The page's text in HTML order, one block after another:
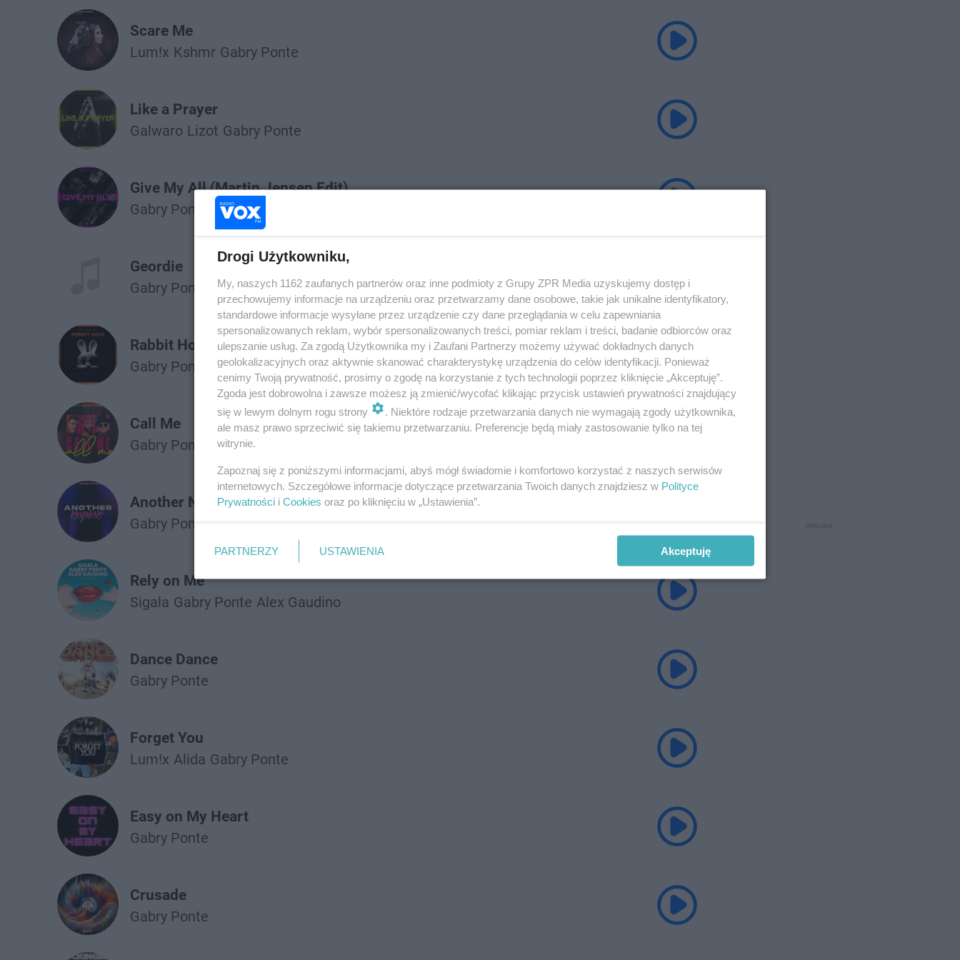
Scare Me
Lum!x Kshmr Gabry Ponte
Like a Prayer
Galwaro Lizot Gabry Ponte
Give My All (Martin Jensen Edit)
Gabry Ponte
Geordie
Gabry Ponte
Rabbit Hole
Gabry Ponte
Lizot
Call Me
Gabry Ponte
R3hab
Another Night
Gabry Ponte
Rely on Me
Sigala Gabry Ponte Alex Gaudino
Dance Dance
Gabry Ponte
Forget You
Lum!x Alida Gabry Ponte
Easy on My Heart
Gabry Ponte
Crusade
Gabry Ponte
Drogi Użytkowniku,
My, naszych 1162 zaufanych partnerów oraz inne podmioty z Grupy ZPR Media uzyskujemy dostęp i
przechowujemy informacje na urządzeniu oraz przetwarzamy dane osobowe, takie jak unikalne identyfikatory,
standardowe informacje wysyłane przez urządzenie czy dane przeglądania w celu zapewniania
spersonalizowanych reklam, wybór spersonalizowanych treści, pomiar reklam i treści, badanie odbiorców oraz
ulepszanie usług. Za zgodą Użytkownika my i Zaufani Partnerzy możemy używać dokładnych danych
geolokalizacyjnych oraz aktywnie skanować charakterystykę urządzenia do celów identyfikacji. Ponieważ
cenimy Twoją prywatność, prosimy o zgodę na korzystanie z tych technologii poprzez kliknięcie „Akceptuję”.
Zgoda jest dobrowolna i zawsze możesz ją zmienić/wycofać klikając przycisk ustawień prywatności znajdujący
się w lewym dolnym rogu strony
. Niektóre rodzaje przetwarzania danych nie wymagają zgody użytkownika,
ale masz prawo sprzeciwić się takiemu przetwarzaniu. Preferencje będą miały zastosowanie tylko na tej
witrynie.
Zapoznaj się z poniższymi informacjami, abyś mógł świadomie i komfortowo korzystać z naszych serwisów
internetowych. Szczegółowe informacje dotyczące przetwarzania Twoich danych znajdziesz w Polityce
Prywatności i Cookies oraz po kliknięciu w „Ustawienia”.
PARTNERZY USTAWIENIA Akceptuję